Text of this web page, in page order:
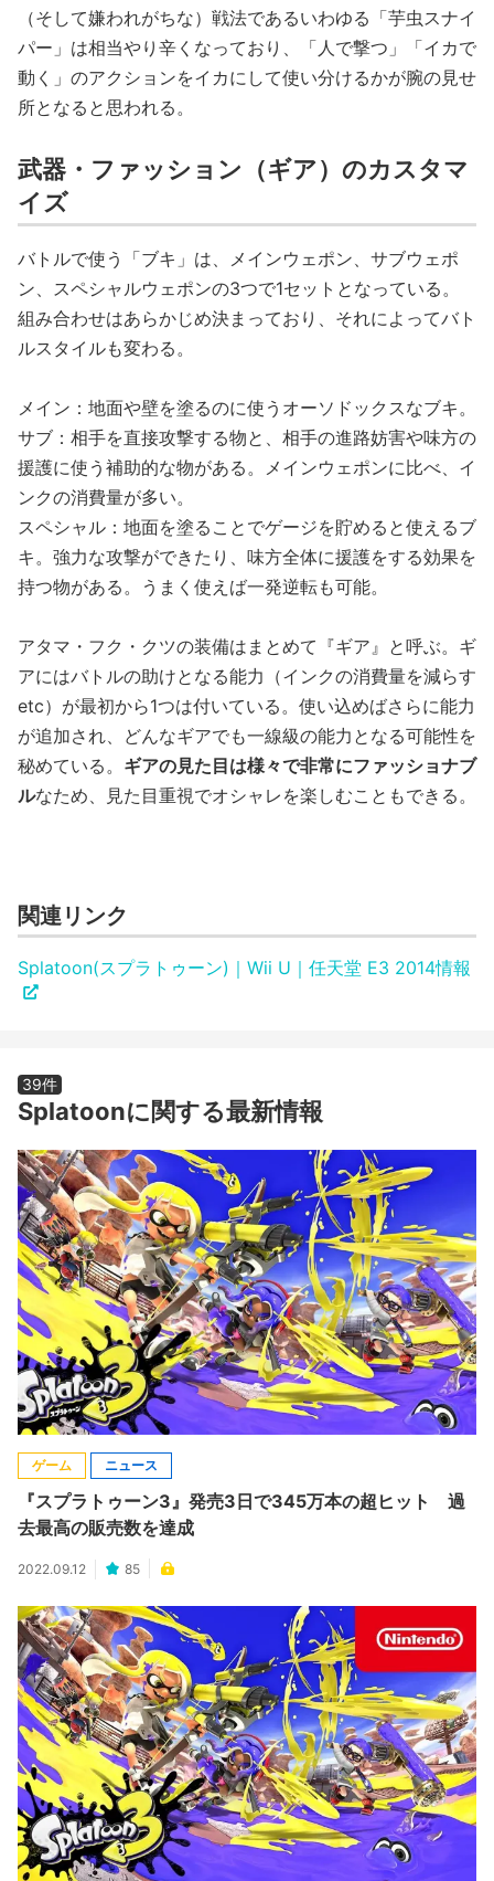
（そして嫌われがちな）戦法であるいわゆる「芋虫スナイ
パー」は相当やり辛くなっており、「人で撃つ」「イカで
動く」のアクションをイカにして使い分けるかが腕の見せ
所となると思われる。
武器・ファッション（ギア）のカスタマ
イズ
バトルで使う「ブキ」は、メインウェポン、サブウェポ
ン、スペシャルウェポンの3つで1セットとなっている。
組み合わせはあらかじめ決まっており、それによってバト
ルスタイルも変わる。
メイン：地面や壁を塗るのに使うオーソドックスなブキ。
サブ：相手を直接攻撃する物と、相手の進路妨害や味方の
援護に使う補助的な物がある。メインウェポンに比べ、イ
ンクの消費量が多い。
スペシャル：地面を塗ることでゲージを貯めると使えるブ
キ。強力な攻撃ができたり、味方全体に援護をする効果を
持つ物がある。うまく使えば一発逆転も可能。
アタマ・フク・クツの装備はまとめて『ギア』と呼ぶ。ギ
アにはバトルの助けとなる能力（インクの消費量を減らす
etc）が最初から1つは付いている。使い込めばさらに能力
が追加され、どんなギアでも一線級の能力となる可能性を
秘めている。 ギアの見た目は様々で非常にファッショナブ
ルなため、見た目重視でオシャレを楽しむこともできる。
関連リンク
Splatoon(スプラトゥーン)｜Wii U｜任天堂 E3 2014情報
39件
Splatoonに関する最新情報
ゲーム ニュース
『スプラトゥーン3』発売3日で345万本の超ヒット 過
去最高の販売数を達成
2022.09.12 85